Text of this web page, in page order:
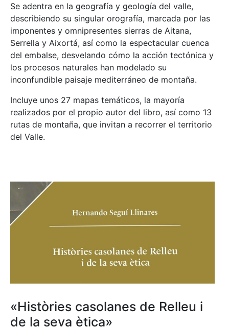
Se adentra en la geografía y geología del valle,
describiendo su singular orografía, marcada por las
imponentes y omnipresentes sierras de Aitana,
Serrella y Aixortá, así como la espectacular cuenca
del embalse, desvelando cómo la acción tectónica y
los procesos naturales han modelado su
inconfundible paisaje mediterráneo de montaña.
Incluye unos 27 mapas temáticos, la mayoría
realizados por el propio autor del libro, así como 13
rutas de montaña, que invitan a recorrer el territorio
del Valle.
«Històries casolanes de Relleu i
de la seva ètica»